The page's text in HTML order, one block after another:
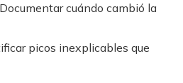
Documentar cuándo cambió la
picos inexplicables que